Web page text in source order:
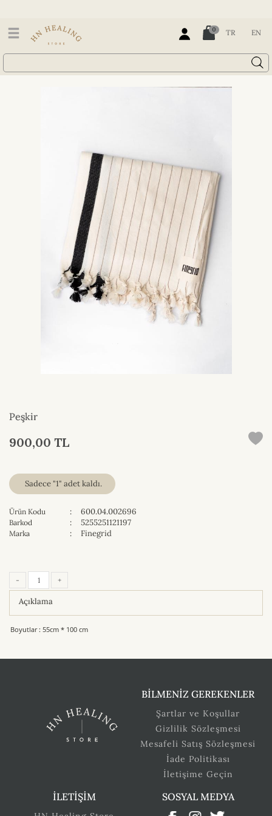
0 TR EN
Peşkir
900,00 TL
Sadece "1" adet kaldı.
Ürün Kodu : 600.04.002696
Barkod : 5255251121197
Marka : Finegrid
- +
Açıklama
Boyutlar : 55cm * 100 cm
BİLMENİZ GEREKENLER
Şartlar ve Koşullar
Gizlilik Sözleşmesi
Mesafeli Satış Sözleşmesi
İade Politikası
İletişime Geçin
İLETİŞİM SOSYAL MEDYA